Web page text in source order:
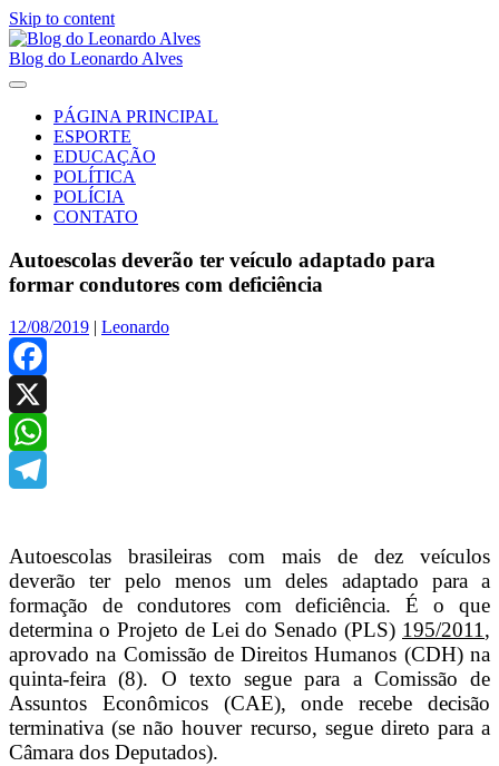
Skip to content
Blog do Leonardo Alves
PÁGINA PRINCIPAL
ESPORTE
EDUCAÇÃO
POLÍTICA
POLÍCIA
CONTATO
Autoescolas deverão ter veículo adaptado para
formar condutores com deficiência
12/08/2019 | Leonardo
Facebook
X
WhatsApp
Autoescolas brasileiras com mais de dez veículos
deverão ter pelo menos um deles adaptado para a
formação de condutores com deficiência. É o que
determina o Projeto de Lei do Senado (PLS) 195/2011,
aprovado na Comissão de Direitos Humanos (CDH) na
quinta-feira (8). O texto segue para a Comissão de
Assuntos Econômicos (CAE), onde recebe decisão
terminativa (se não houver recurso, segue direto para a
Câmara dos Deputados).